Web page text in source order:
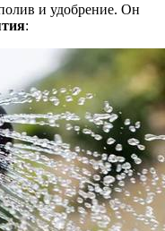
и удобрение. Он
: